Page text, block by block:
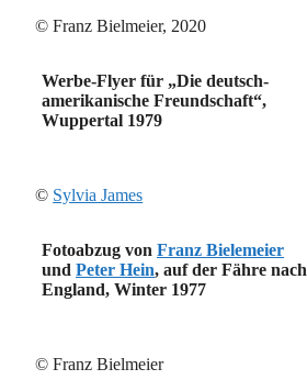
© Franz Bielmeier, 2020
Werbe-Flyer für „Die deutsch-
amerikanische Freundschaft“,
Wuppertal 1979
© Sylvia James
Fotoabzug von Franz Bielemeier
und Peter Hein, auf der Fähre nach
England, Winter 1977
© Franz Bielmeier